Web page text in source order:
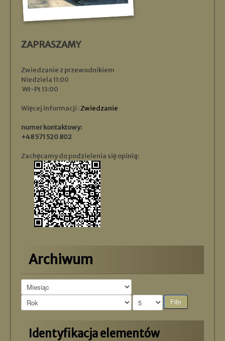
ZAPRASZAMY
Zwiedzanie z przewodnikiem
Niedziela 11:00
Wt-Pt 13:00
Więcej informacji :Zwiedzanie
numer kontaktowy:
+48 571 520 802
Zachęcamy do podzielenia się opinią:
Archiwum
Filtr
Identyfikacja elementów